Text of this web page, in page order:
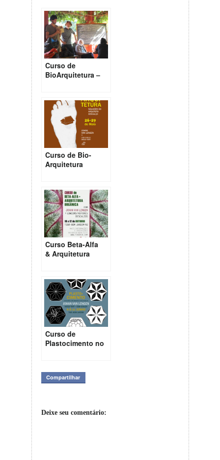
Curso de
BioArquitetura –
Curso de Bio-
Arquitetura
Curso Beta-Alfa
& Arquitetura
Curso de
Plastocimento no
Compartilhar
Deixe seu comentário: